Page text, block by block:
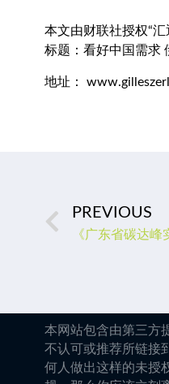
本文由财联社授权“汇
标题：看好中国需求
地址：
PREVIOUS
《广东省碳达
本网站包含由第三方
不认可或推荐所链接
何人做出这样的未授